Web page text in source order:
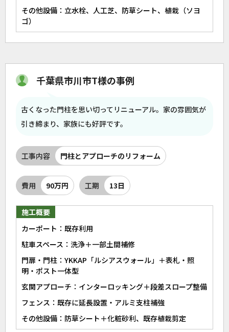
その他設備：立水栓、人工芝、防草シート、植栽（ソヨ
ゴ）
千葉県市川市T様の事例
古くなった門柱を思い切ってリニューアル。家の雰囲気が
引き締まり、家族にも好評です。
工事内容 門柱とアプローチのリフォーム
費用 90万円 工期 13日
施工概要
カーポート：既存利用
駐車スペース：洗浄＋一部土間補修
門扉・門柱：YKKAP「ルシアスウォール」＋表札・照
明・ポスト一体型
玄関アプローチ：インターロッキング＋段差スロープ整備
フェンス：既存に延長設置・アルミ支柱補強
その他設備：防草シート＋化粧砂利、既存植栽剪定